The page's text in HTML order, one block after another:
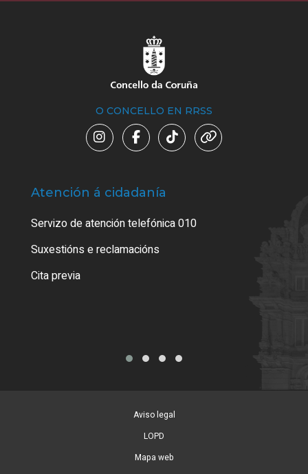
O CONCELLO EN RRSS
Atención á cidadanía
Servizo de atención telefónica 010
Suxestións e reclamacións
Cita previa
Aviso legal
LOPD
Mapa web